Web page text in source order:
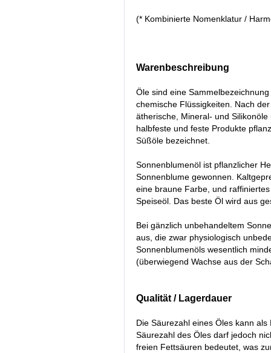
(* Kombinierte Nomenklatur /
Warenbeschreibung
Öle sind eine
chemische Flüssigkeiten. Nach
ätherische, Mineral- und
halbfeste und feste Produkte
Süßöle bezeichnet.
Sonnenblumenöl ist pflanzlicher
Sonnenblume gewonnen.
eine braune Farbe, und
Speiseöl. Das beste Öl wird aus
Bei gänzlich unbehandeltem
aus, die zwar physiologisch
Sonnenblumenöls wesentlich
(überwiegend Wachse aus der
Qualität / Lagerdauer
Die Säurezahl eines Öles kann
Säurezahl des Öles darf jedoch
freien Fettsäuren bedeutet, was